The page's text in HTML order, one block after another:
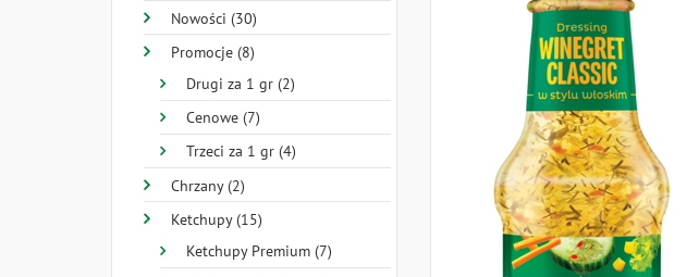
Nowości (30)
Promocje (8)
Drugi za 1 gr (2)
Cenowe (7)
Trzeci za 1 gr (4)
Chrzany (2)
Ketchupy (15)
Ketchupy Premium (7)